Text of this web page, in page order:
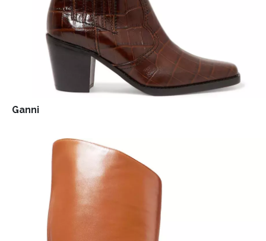
Ganni